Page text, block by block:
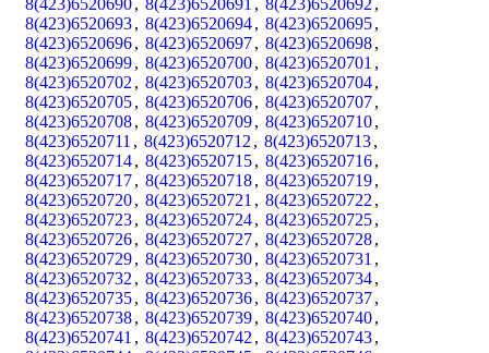
8(423)6520693, 8(423)6520694, 8(423)6520695,
8(423)6520696, 8(423)6520697, 8(423)6520698,
8(423)6520699, 8(423)6520700, 8(423)6520701 ,
8(423)6520702 , 8(423)6520703, 8(423)6520704,
8(423)6520705, 8(423)6520706, 8(423)6520707,
8(423)6520708, 8(423)6520709, 8(423)6520710,
8(423)6520711 , 8(423)6520712 , 8(423)6520713,
8(423)6520714, 8(423)6520715, 8(423)6520716,
8(423)6520717, 8(423)6520718, 8(423)6520719,
8(423)6520720, 8(423)6520721 , 8(423)6520722 ,
8(423)6520723, 8(423)6520724, 8(423)6520725,
8(423)6520726, 8(423)6520727, 8(423)6520728,
8(423)6520729, 8(423)6520730, 8(423)6520731 ,
8(423)6520732 , 8(423)6520733, 8(423)6520734,
8(423)6520735, 8(423)6520736, 8(423)6520737,
8(423)6520738, 8(423)6520739, 8(423)6520740,
8(423)6520741 , 8(423)6520742 , 8(423)6520743,